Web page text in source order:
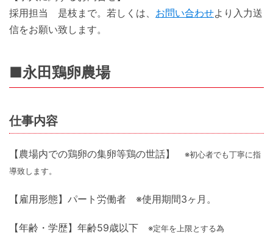
採用担当 是枝まで。若しくは、 お問い合わせより入力送
信をお願い致します。
■永田鶏卵農場
仕事内容
【農場内での鶏卵の集卵等鶏の世話】
※初心者でも丁寧に指
導致します。
【雇用形態】パート労働者 ※使用期間3ヶ月。
【年齢・学歴】年齢59歳以下 ※定年を上限とする為